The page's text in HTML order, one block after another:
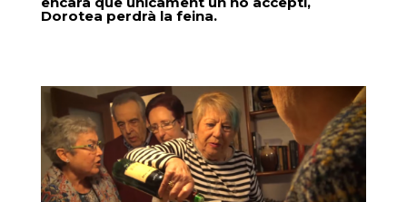
Dorotea perdrà la feina.